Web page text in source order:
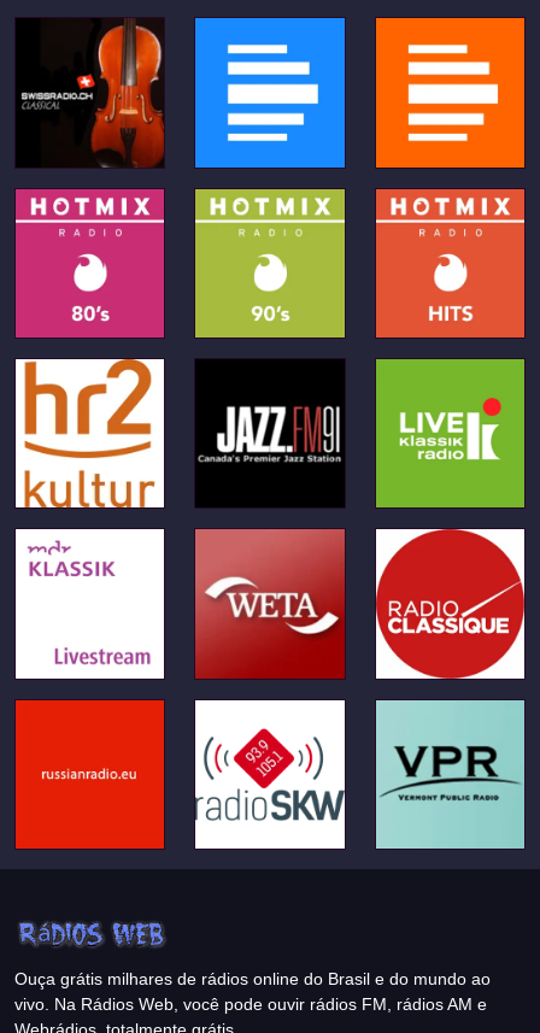
Ouça grátis milhares de rádios online do Brasil e do mundo ao
vivo. Na Rádios Web, você pode ouvir rádios FM, rádios AM e